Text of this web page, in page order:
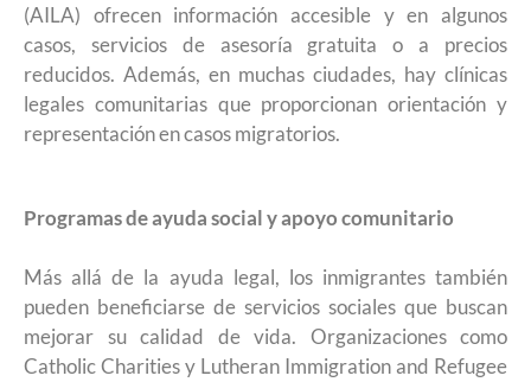
(AILA) ofrecen información accesible y en algunos
casos, servicios de asesoría gratuita o a precios
reducidos. Además, en muchas ciudades, hay clínicas
legales comunitarias que proporcionan orientación y
representación en casos migratorios.
Programas de ayuda social y apoyo comunitario
Más allá de la ayuda legal, los inmigrantes también
pueden beneficiarse de servicios sociales que buscan
mejorar su calidad de vida. Organizaciones como
Catholic Charities y Lutheran Immigration and Refugee